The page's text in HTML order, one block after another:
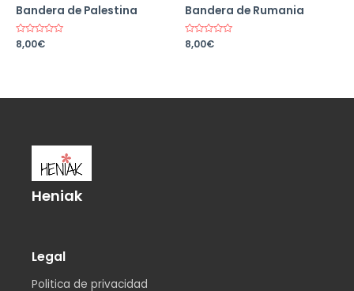
Bandera de Palestina
Valorado
en
8,00€
Bandera de Rumania
Valorado
en
8,00€
Heniak
Legal
Politica de privacidad